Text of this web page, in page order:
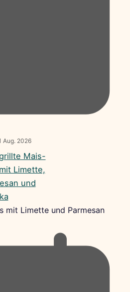
Aug. 2026
mit Limette und Parmesan